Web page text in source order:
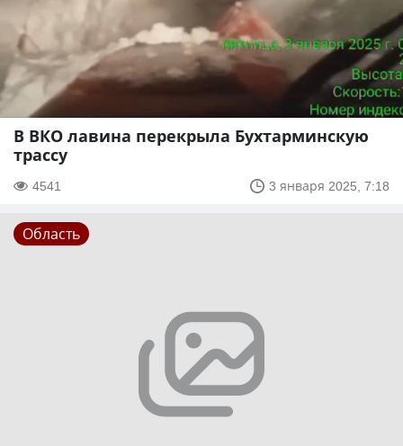
В ВКО лавина перекрыла Бухтарминскую
трассу
4541 3 января 2025, 7:18
Область